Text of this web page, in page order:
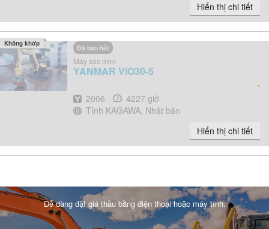
Hiển thị chi tiết
Đã bán hết
Máy xúc mini
YANMAR VIO30-5
-
Năm
2006 Giờ
4227 giờ
Địa điểm
Tỉnh KAGAWA, Nhật bản
Hiển thị chi tiết
Không khớp
Dễ dàng đặt giá thầu bằng điện thoại hoặc máy tính.